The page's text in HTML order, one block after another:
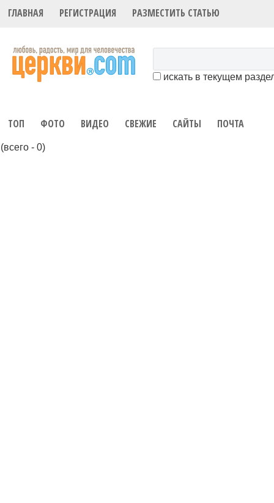
ГЛАВНАЯ РЕГИСТРАЦИЯ РАЗМЕСТИТЬ СТАТЬЮ
искать в текущем
ТОП ФОТО ВИДЕО СВЕЖИЕ САЙТЫ ПОЧТА
(всего - 0)